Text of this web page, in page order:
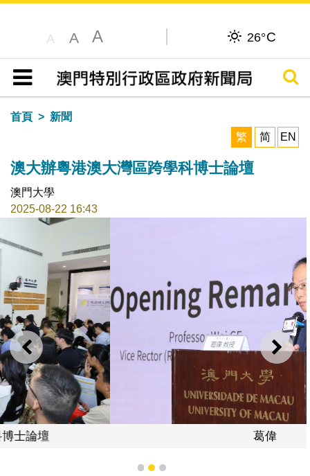
A A A 26°C
目錄
搜尋
首頁
新聞
繁
简 EN
澳大辦粵港澳大灣區跨學科博士論壇
澳門大學
2025-08-22 16:43
上一則 下一